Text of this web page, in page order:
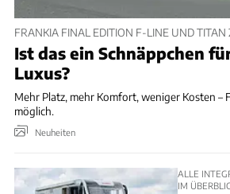
FRANKIA FINAL EDITION F-LINE UND TITAN
Ist das ein Schnäppchen
Luxus?
Mehr Platz, mehr Komfort, weniger Kosten –
möglich.
Neuheiten
ALLE
IM